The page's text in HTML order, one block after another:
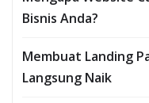
Bisnis Anda?
Membuat Landing
Langsung Naik